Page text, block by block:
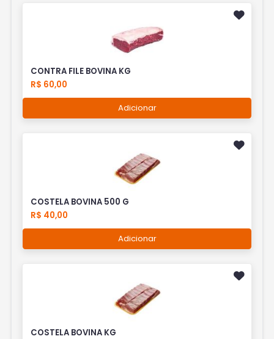
CONTRA FILE BOVINA KG
R$ 60,00
Adicionar
COSTELA BOVINA 500 G
R$ 40,00
Adicionar
COSTELA BOVINA KG